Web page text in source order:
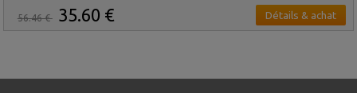
56.46 € 35.60 € Détails & achat